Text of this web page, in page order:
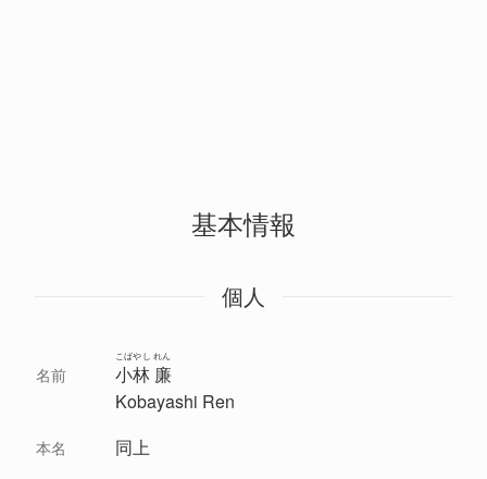
基本情報
個人
名前 小林 廉
こばやし れん
Kobayashi Ren
本名 同上